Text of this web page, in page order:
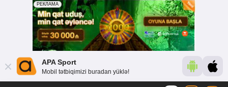
APA Sport
Mobil tətbiqimizi buradan yüklə!